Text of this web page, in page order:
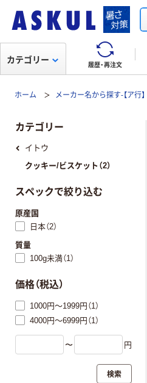
履歴・再注文
カテゴリー
ホーム メーカー名から探す-【ア行】
カテゴリー
イトウ
クッキー/ビスケット（2）
スペックで絞り込む
原産国
日本（2）
質量
100g未満（1）
価格（税込）
1000円～1999円（1）
4000円～6999円（1）
〜 円
検索